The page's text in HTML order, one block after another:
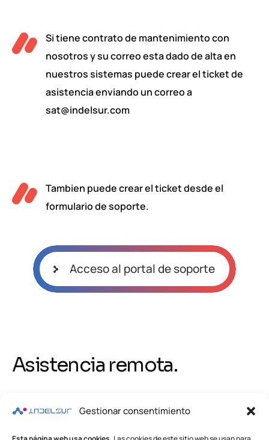
Gestionar consentimiento
Si tiene contrato de mantenimiento con
nosotros y su correo esta dado de alta en
nuestros sistemas puede crear el ticket de
asistencia enviando un correo a
sat@indelsur.com
Tambien puede crear el ticket desde el
formulario de soporte.
Acceso al portal de soporte
Asistencia remota.
Antes de utilizar la asistencia remota espere
a que uno de nuestros técnicos se lo indique,